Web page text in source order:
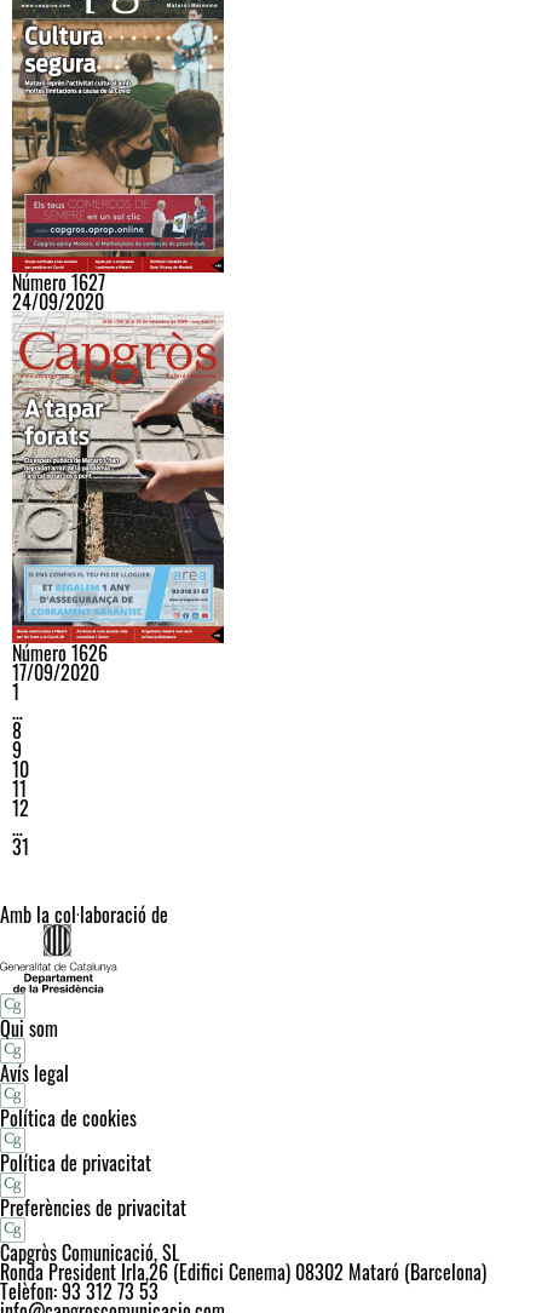
Número 1627
24/09/2020
Número 1626
17/09/2020
1
…
8
9
10
11
12
…
31
Amb la col·laboració de
Qui som
Avís legal
Política de cookies
Política de privacitat
Preferències de privacitat
Capgròs Comunicació, SL
Ronda President Irla,26 (Edifici Cenema) 08302 Mataró (Barcelona)
Telèfon: 93 312 73 53